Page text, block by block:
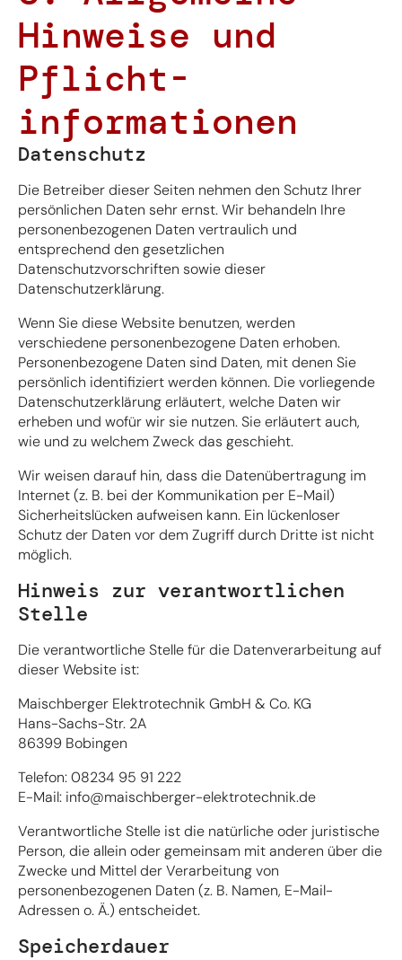
Hinweise und
Pflicht­
informationen
Datenschutz
Die Betreiber dieser Seiten nehmen den Schutz Ihrer
persönlichen Daten sehr ernst. Wir behandeln Ihre
personenbezogenen Daten vertraulich und
entsprechend den gesetzlichen
Datenschutzvorschriften sowie dieser
Datenschutzerklärung.
Wenn Sie diese Website benutzen, werden
verschiedene personenbezogene Daten erhoben.
Personenbezogene Daten sind Daten, mit denen Sie
persönlich identifiziert werden können. Die vorliegende
Datenschutzerklärung erläutert, welche Daten wir
erheben und wofür wir sie nutzen. Sie erläutert auch,
wie und zu welchem Zweck das geschieht.
Wir weisen darauf hin, dass die Datenübertragung im
Internet (z. B. bei der Kommunikation per E-Mail)
Sicherheitslücken aufweisen kann. Ein lückenloser
Schutz der Daten vor dem Zugriff durch Dritte ist nicht
möglich.
Hinweis zur verantwortlichen
Stelle
Die verantwortliche Stelle für die Datenverarbeitung auf
dieser Website ist:
Maischberger Elektrotechnik GmbH & Co. KG
Hans-Sachs-Str. 2A
86399 Bobingen
Telefon: 08234 95 91 222
E-Mail: info@maischberger-elektrotechnik.de
Verantwortliche Stelle ist die natürliche oder juristische
Person, die allein oder gemeinsam mit anderen über die
Zwecke und Mittel der Verarbeitung von
personenbezogenen Daten (z. B. Namen, E-Mail-
Adressen o. Ä.) entscheidet.
Speicherdauer